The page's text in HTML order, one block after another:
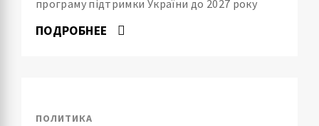
програму підтримки України до 2027 року
ПОДРОБНЕЕ
ПОЛИТИКА